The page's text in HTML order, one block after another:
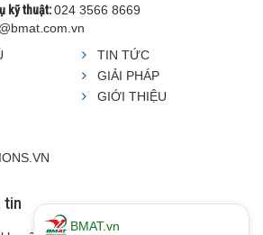
kỹ thuật:024 3566 8669
TIN TỨC
GIẢI PHÁP
GIỚI THIỆU
tin
BMAT.vn
BMAT.vn xin chào!